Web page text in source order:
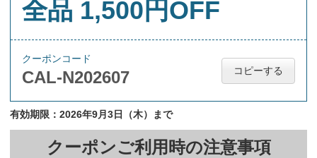
全品 1,500円OFF
クーポンコード
CAL-N202607 コピーする
有効期限：2026年9月3日（木）まで
クーポンご利用時の注意事項